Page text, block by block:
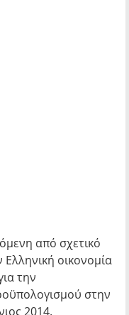
από σχετικό
οικονομία
την
στην
2014.